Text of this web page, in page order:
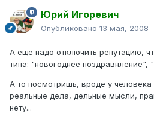
Юрий Игоревич
Опубликовано 13 мая, 2008
А ещё надо отключить репутацию,
типа: "новогоднее
А то посмотришь, вроде у
реальные дела, дельные мысли,
нету...